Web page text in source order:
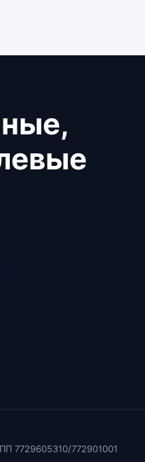
7729605310/772901001